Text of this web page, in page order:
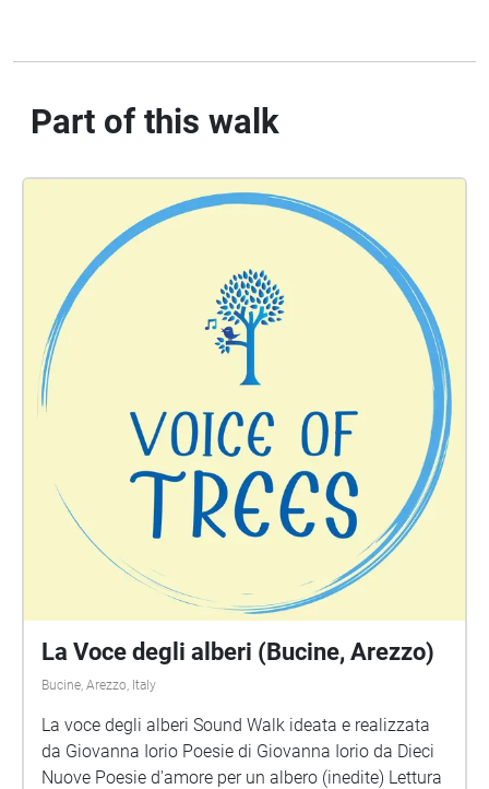
Lazzaruolo.
Part of this walk
La Voce degli alberi (Bucine, Arezzo)
Bucine, Arezzo, Italy
La voce degli alberi Sound Walk ideata e realizzata
da Giovanna Iorio Poesie di Giovanna Iorio da Dieci
Nuove Poesie d'amore per un albero (inedite) Lettura